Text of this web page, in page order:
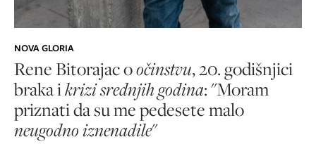
NOVA GLORIA
Rene Bitorajac oočinstvu, 20. godišnjici
braka ikrizi srednjih godina: "Moram
priznati da su me pedesete malo
neugodno iznenadile"